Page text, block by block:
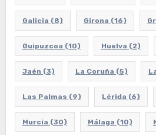
Galicia (8) Girona (16)
Guipuzcoa (10) Huelva (2)
Jaén (3) La Coruña (5)
Las Palmas (9) Lérida (6)
Murcia (30) Málaga (10)